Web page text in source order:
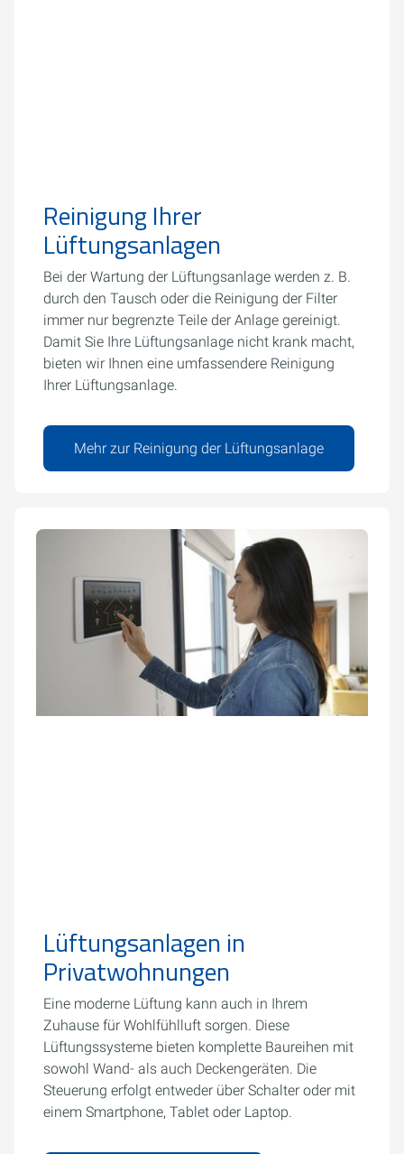
Reinigung Ihrer
Lüftungsanlagen
Bei der Wartung der Lüftungsanlage werden z. B.
durch den Tausch oder die Reinigung der Filter
immer nur begrenzte Teile der Anlage gereinigt.
Damit Sie Ihre Lüftungsanlage nicht krank macht,
bieten wir Ihnen eine umfassendere Reinigung
Ihrer Lüftungsanlage.
Mehr zur Reinigung der Lüftungsanlage
Lüftungsanlagen in
Privatwohnungen
Eine moderne Lüftung kann auch in Ihrem
Zuhause für Wohlfühlluft sorgen. Diese
Lüftungssysteme bieten komplette Baureihen mit
sowohl Wand- als auch Deckengeräten. Die
Steuerung erfolgt entweder über Schalter oder mit
einem Smartphone, Tablet oder Laptop.